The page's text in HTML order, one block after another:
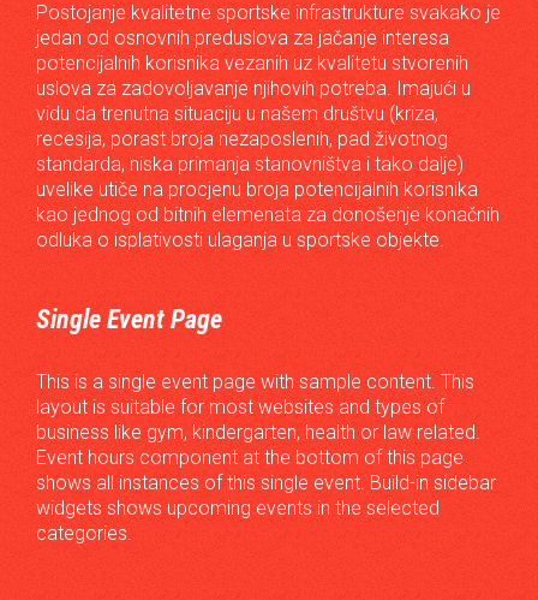
Postojanje kvalitetne sportske infrastrukture svakako je
jedan od osnovnih preduslova za jačanje interesa
potencijalnih korisnika vezanih uz kvalitetu stvorenih
uslova za zadovoljavanje njihovih potreba. Imajući u
vidu da trenutna situaciju u našem društvu (kriza,
recesija, porast broja nezaposlenih, pad životnog
standarda, niska primanja stanovništva i tako dalje)
uvelike utiče na procjenu broja potencijalnih korisnika
kao jednog od bitnih elemenata za donošenje konačnih
odluka o isplativosti ulaganja u sportske objekte.
Single Event Page
This is a single event page with sample content. This
layout is suitable for most websites and types of
business like gym, kindergarten, health or law related.
Event hours component at the bottom of this page
shows all instances of this single event. Build-in sidebar
widgets shows upcoming events in the selected
categories.